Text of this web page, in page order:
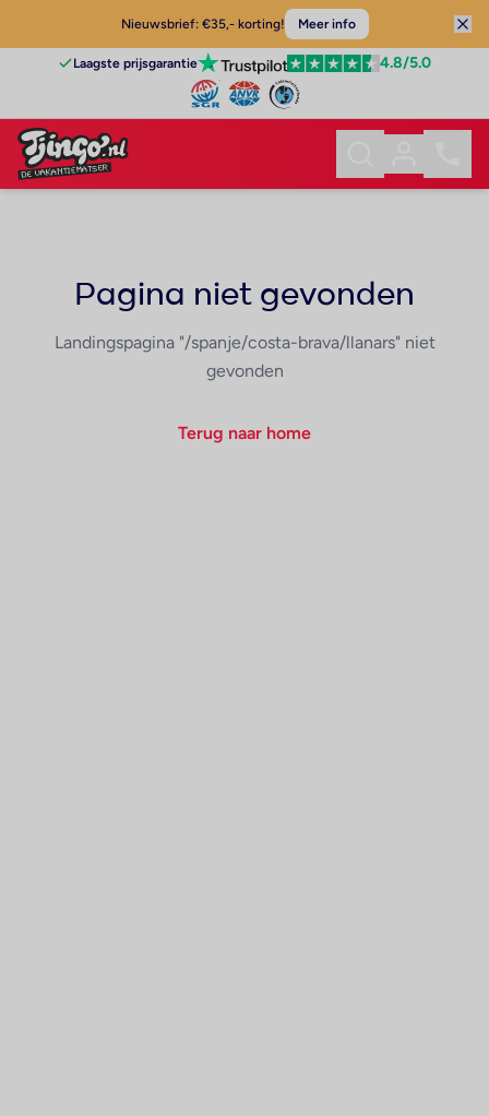
Nieuwsbrief: €35,- korting! Meer info
Laagste prijsgarantie 4.8/5.0
Pagina niet gevonden
Landingspagina "/spanje/costa-brava/llanars" niet
gevonden
Terug naar home